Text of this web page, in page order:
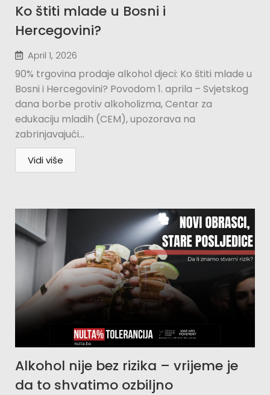
Ko štiti mlade u Bosni i
Hercegovini?​
April 1, 2026
90% trgovina prodaje alkohol djeci: Ko štiti mlade u
Bosni i Hercegovini? Povodom 1. aprila – Svjetskog
dana borbe protiv alkoholizma, Centar za
edukaciju mladih (CEM), upozorava na
zabrinjavajući...
Vidi više
Alkohol nije bez rizika – vrijeme je
da to shvatimo ozbiljno